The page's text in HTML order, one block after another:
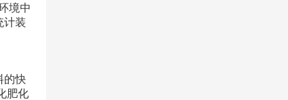
境中
计装
的快
肥化